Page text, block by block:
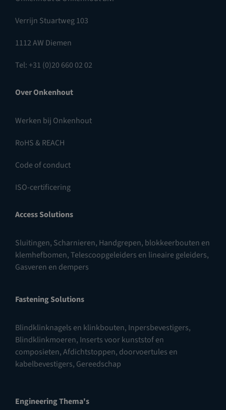
Verrijn Stuartweg 103
1112 AW Diemen
Tel: +31 (0)20 660 02 02
Over Onkenhout
Werken bij Onkenhout
RoHS & REACH
Code of conduct
ISO-certificering
Access Solutions
Sluitingen, Scharnieren, Handgrepen, blokkeerbouten en
klemhefbomen,Telescoopgeleiders en lineaire geleiders,
Gasveren en dempers
Fastening Solutions
Blindklinknagels en klinkbouten, Inpersbevestigers,
Blindklinkmoeren, Inserts voor kunststof en
composieten,Afdichtstoppen, doorvoertules en
kabelbevestigers, Gereedschap
Engineering Thema's